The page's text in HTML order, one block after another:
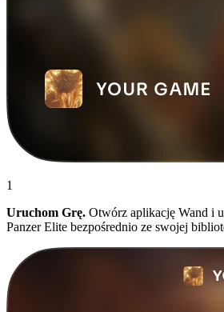
1
Uruchom Grę. Otwórz aplikację Wand i
Panzer Elite bezpośrednio ze swojej